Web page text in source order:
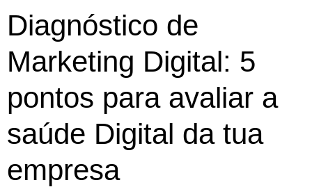
Diagnóstico de
Marketing Digital: 5
pontos para avaliar a
saúde Digital da tua
empresa